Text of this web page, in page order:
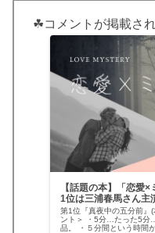
☘コメントが掲載さ
【話題の本】「恋愛
1位は三浦春馬さん主
第1位『真夜中の五分前』
ント＞ ・5分…たった5分
品。 ・５分間という時間